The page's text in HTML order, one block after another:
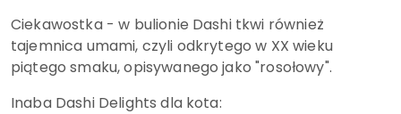
Ciekawostka - w bulionie Dashi tkwi również
tajemnica umami, czyli odkrytego w XX wieku
piątego smaku, opisywanego jako "rosołowy".
Inaba Dashi Delights dla kota: